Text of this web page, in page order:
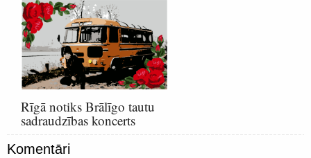
Rīgā notiks Brālīgo tautu
sadraudzības koncerts
Komentāri